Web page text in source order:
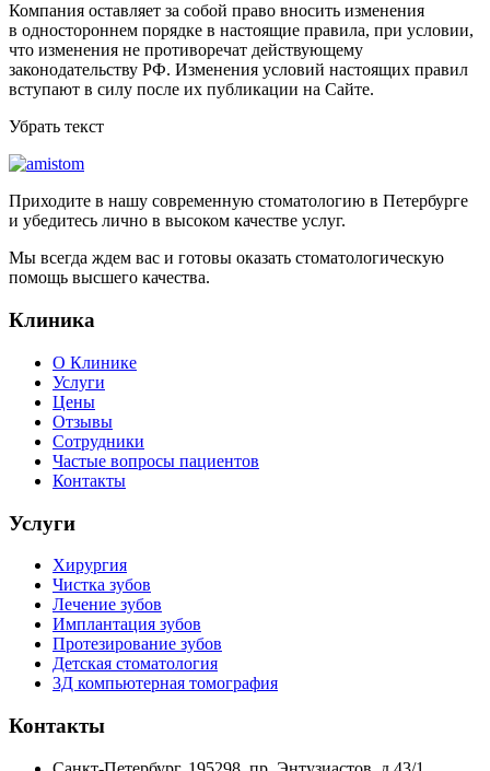
Компания оставляет за собой право вносить изменения
в одностороннем порядке в настоящие правила, при условии,
что изменения не противоречат действующему
законодательству РФ. Изменения условий настоящих правил
вступают в силу после их публикации на Сайте.
Убрать текст
Приходите в нашу современную стоматологию в Петербурге
и убедитесь лично в высоком качестве услуг.
Мы всегда ждем вас и готовы оказать стоматологическую
помощь высшего качества.
Клиника
О Клинике
Услуги
Цены
Отзывы
Сотрудники
Частые вопросы пациентов
Контакты
Услуги
Хирургия
Чистка зубов
Лечение зубов
Имплантация зубов
Протезирование зубов
Детская стоматология
3Д компьютерная томография
Контакты